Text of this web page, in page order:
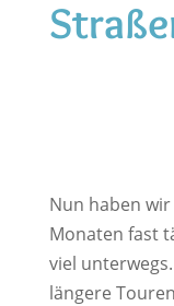
Nun haben wir
Monaten fast
viel
längere